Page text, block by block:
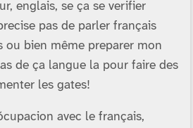
englais, se ça se verifier
pas de parler français
ou bien même preparer mon
de ça langue la pour faire des
les gates!
avec le français,